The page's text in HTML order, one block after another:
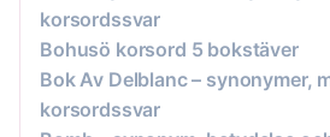
korsordssvar
Bohusö korsord 5 bokstäver
Bok Av Delblanc – synonymer,
korsordssvar